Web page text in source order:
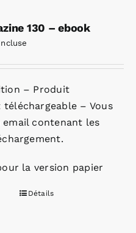
130 – ebook
– Produit
téléchargeable – Vous
email contenant les
la version papier
Détails